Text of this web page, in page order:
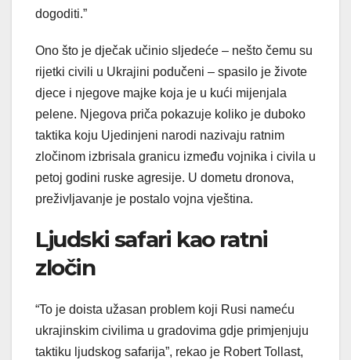
dogoditi.”
Ono što je dječak učinio sljedeće – nešto čemu su
rijetki civili u Ukrajini podučeni – spasilo je živote
djece i njegove majke koja je u kući mijenjala
pelene. Njegova priča pokazuje koliko je duboko
taktika koju Ujedinjeni narodi nazivaju ratnim
zločinom izbrisala granicu između vojnika i civila u
petoj godini ruske agresije. U dometu dronova,
preživljavanje je postalo vojna vještina.
Ljudski safari kao ratni
zločin
“To je doista užasan problem koji Rusi nameću
ukrajinskim civilima u gradovima gdje primjenjuju
taktiku ljudskog safarija”, rekao je Robert Tollast,